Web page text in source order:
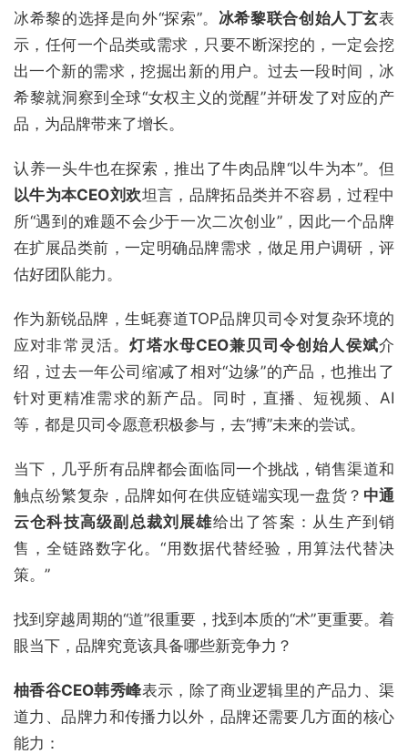
冰希黎的选择是向外“探索”。 冰希黎联合创始人丁玄表
示，任何一个品类或需求，只要不断深挖的，一定会挖
出一个新的需求，挖掘出新的用户。过去一段时间，冰
希黎就洞察到全球“女权主义的觉醒”并研发了对应的产
品，为品牌带来了增长。
认养一头牛也在探索，推出了牛肉品牌“以牛为本”。但
以牛为本CEO刘欢坦言，品牌拓品类并不容易，过程中
所“遇到的难题不会少于一次二次创业”，因此一个品牌
在扩展品类前，一定明确品牌需求，做足用户调研，评
估好团队能力。
作为新锐品牌，生蚝赛道TOP品牌贝司令对复杂环境的
应对非常灵活。灯塔水母CEO兼贝司令创始人侯斌介
绍，过去一年公司缩减了相对“边缘”的产品，也推出了
针对更精准需求的新产品。同时，直播、短视频、AI
等，都是贝司令愿意积极参与，去“搏”未来的尝试。
当下，几乎所有品牌都会面临同一个挑战，销售渠道和
触点纷繁复杂，品牌如何在供应链端实现一盘货？ 中通
云仓科技高级副总裁刘展雄给出了答案：从生产到销
售，全链路数字化。“用数据代替经验，用算法代替决
策。”
找到穿越周期的“道”很重要，找到本质的“术”更重要。着
眼当下，品牌究竟该具备哪些新竞争力？
柚香谷CEO韩秀峰表示，除了商业逻辑里的产品力、渠
道力、品牌力和传播力以外，品牌还需要几方面的核心
能力：